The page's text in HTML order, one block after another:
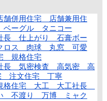
併用住宅 店舗兼用住
ーグル タニコー
仕上がり 石膏ボー
ロス 肉球 丸窓 可愛
規格住宅
長 気密検査 高気密 高
注文住宅 丁寧
格住宅 大工 大工社長
不渡り 万博 ミャク